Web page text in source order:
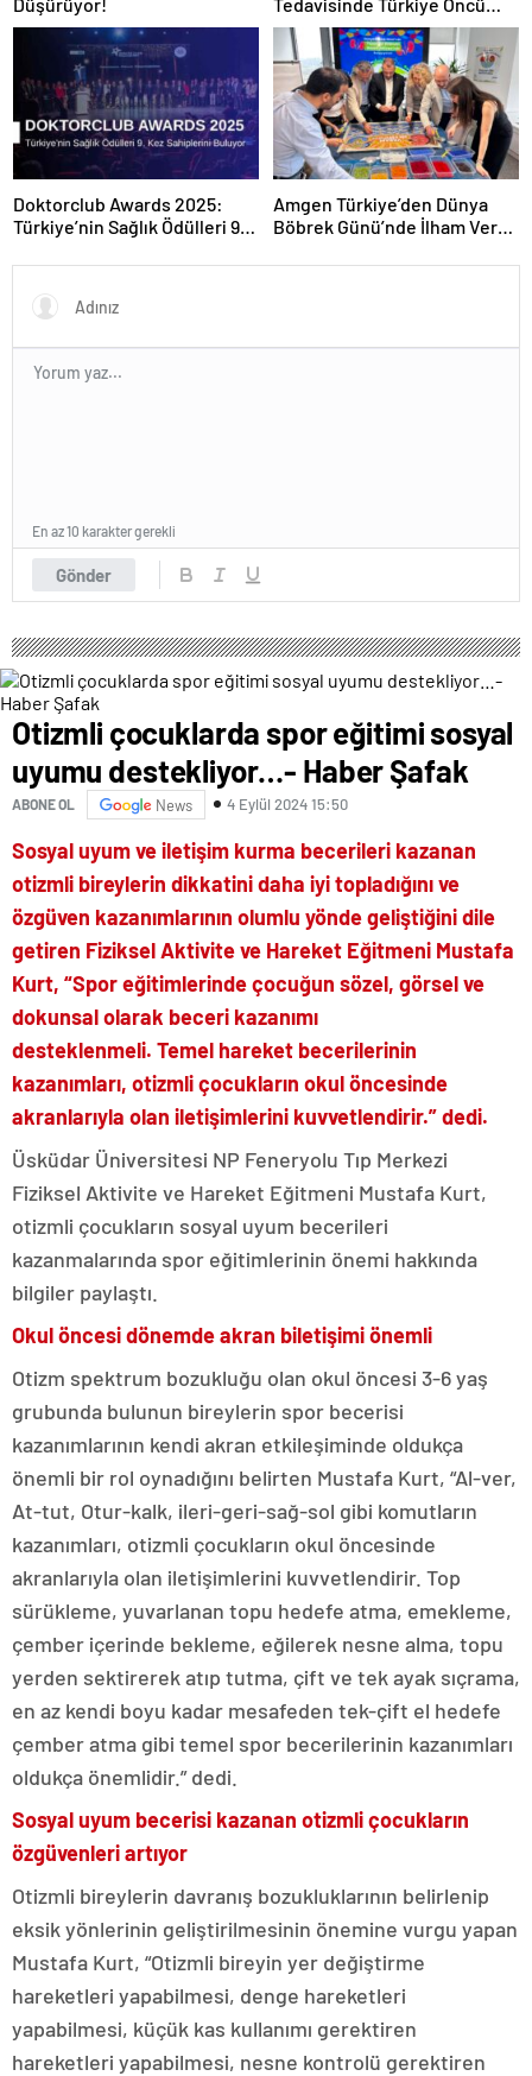
Düşürüyor!
Tedavisinde Türkiye Öncü
Konumda
Doktorclub Awards 2025:
Türkiye’nin Sağlık Ödülleri 9.
Amgen Türkiye’den Dünya
Böbrek Günü’nde İlham Veren
Bütündür”
Gönder
En az 10 karakter gerekli
Otizmli çocuklarda spor eğitimi sosyal
uyumu destekliyor…- Haber Şafak
ABONE OL News 4 Eylül 2024 15:50
Sosyal uyum ve iletişim kurma becerileri kazanan
otizmli bireylerin dikkatini daha iyi topladığını ve
özgüven kazanımlarının olumlu yönde geliştiğini dile
getiren Fiziksel Aktivite ve Hareket Eğitmeni Mustafa
Kurt, “Spor eğitimlerinde çocuğun sözel, görsel ve
dokunsal olarak beceri kazanımı
desteklenmeli. Temel hareket becerilerinin
kazanımları, otizmli çocukların okul öncesinde
akranlarıyla olan iletişimlerini kuvvetlendirir.” dedi.
Üsküdar Üniversitesi NP Feneryolu Tıp Merkezi
Fiziksel Aktivite ve Hareket Eğitmeni Mustafa Kurt,
otizmli çocukların sosyal uyum becerileri
kazanmalarında spor eğitimlerinin önemi hakkında
bilgiler paylaştı.
Okul öncesi dönemde akran biletişimi önemli
Otizm spektrum bozukluğu olan okul öncesi 3-6 yaş
grubunda bulunun bireylerin spor becerisi
kazanımlarının kendi akran etkileşiminde oldukça
önemli bir rol oynadığını belirten Mustafa Kurt, “Al-ver,
At-tut, Otur-kalk, ileri-geri-sağ-sol gibi komutların
kazanımları, otizmli çocukların okul öncesinde
akranlarıyla olan iletişimlerini kuvvetlendirir. Top
sürükleme, yuvarlanan topu hedefe atma, emekleme,
çember içerinde bekleme, eğilerek nesne alma, topu
yerden sektirerek atıp tutma, çift ve tek ayak sıçrama,
en az kendi boyu kadar mesafeden tek-çift el hedefe
çember atma gibi temel spor becerilerinin kazanımları
oldukça önemlidir.” dedi.
Sosyal uyum becerisi kazanan otizmli çocukların
özgüvenleri artıyor
Otizmli bireylerin davranış bozukluklarının belirlenip
eksik yönlerinin geliştirilmesinin önemine vurgu yapan
Mustafa Kurt, “Otizmli bireyin yer değiştirme
hareketleri yapabilmesi, denge hareketleri
yapabilmesi, küçük kas kullanımı gerektiren
hareketleri yapabilmesi, nesne kontrolü gerektiren